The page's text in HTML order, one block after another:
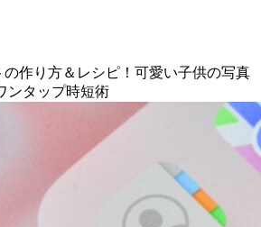
の作り方＆レシピ！可愛い子供の写真
ンタップ時短術